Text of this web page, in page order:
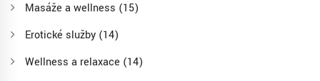
Masáže a wellness (15)
Erotické služby (14)
Wellness a relaxace (14)